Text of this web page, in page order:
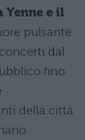
Yenne e il
pulsante
dal
fino
della città